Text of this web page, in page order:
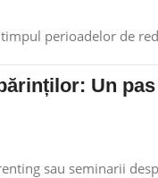
perioadelor de
Un
sau seminarii